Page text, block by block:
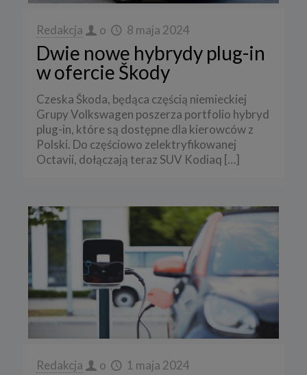
Redakcja o 8 maja 2024
Dwie nowe hybrydy plug-in
w ofercie Škody
Czeska Škoda, będąca częścią niemieckiej
Grupy Volkswagen poszerza portfolio hybryd
plug-in, które są dostępne dla kierowców z
Polski. Do częściowo zelektryfikowanej
Octavii, dołączają teraz SUV Kodiaq […]
Redakcja o 1 maja 2024
Niniejsza Polityka może być co pewien czas aktualizowana poprzez
Regulamin serwisu